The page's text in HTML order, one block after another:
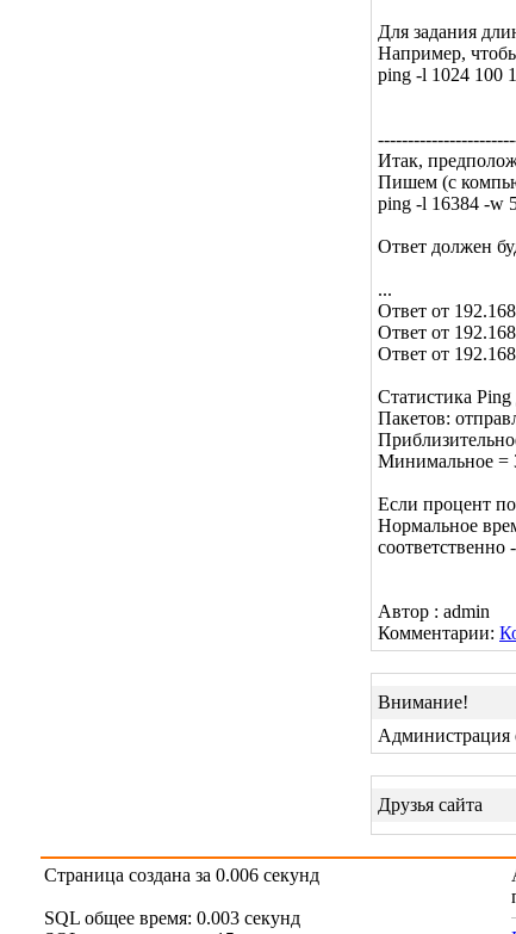
Для задания
Например,
ping -l 1024 100
Итак,
Пишем (с
ping -l 16384 -w
Ответ должен
...
Ответ от
Ответ от
Ответ от
Статистика
Пакетов:
Минимальное =
Если процент
Нормальное
соответственно
Автор : admin
Комментарии:
Внимание!
Администрация
Друзья сайта
Страница создана за 0.006 секунд
SQL общее время: 0.003 секунд